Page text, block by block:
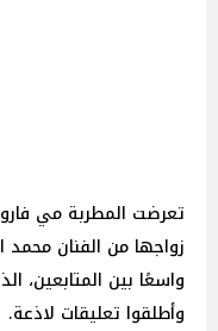
تعرضت المطربة مي
زواجها من الفنان
واسعًا بين المتابعين،
وأطلقوا تعليقات لاذعة.